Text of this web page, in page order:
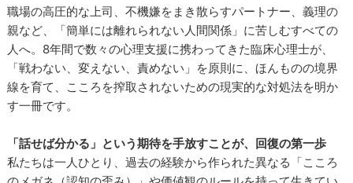
職場の高圧的な上司、不機嫌をまき散らすパートナー、義理の
親など、「簡単には離れられない人間関係」に苦しむすべての
人へ。8年間で数々の心理支援に携わってきた臨床心理士が、
「戦わない、変えない、責めない」を原則に、ほんものの境界
線を育て、こころを搾取されないための現実的な対処法を明か
す一冊です。
「話せば分かる」という期待を手放すことが、回復の第一歩
私たちは一人ひとり、過去の経験から作られた異なる「こころ